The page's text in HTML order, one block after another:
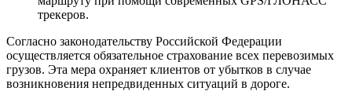
трекеров.
Согласно законодательству Российской Федерации
осуществляется обязательное страхование всех перевозимых
грузов. Эта мера охраняет клиентов от убытков в случае
возникновения непредвиденных ситуаций в дороге.